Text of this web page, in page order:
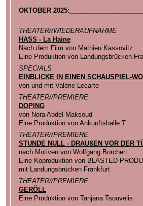
OKTOBER
THEATER//WIEDERAUFNAHME
HASS - La Haine
Nach dem Film von Mathieu Kassovitz
Eine Produktion von Landungsbrücken
SPECIALS
EINBLICKE IN EINEN SCHAUSPIEL-
von und mit Valérie Lecarte
THEATER//PREMIERE
DOPING
von Nora Abdel-Maksoud
Eine Produktion von Ankunftshalle T
THEATER//PREMIERE
STUNDE NULL - DRAUßEN VOR DER
nach Motiven von Wolfgang Borchert
Eine Koproduktion von BLASTED
mit Landungsbrücken Frankfurt
THEATER//PREMIERE
GERÖLL
Eine Produktion von Tanjana Tsouvelis